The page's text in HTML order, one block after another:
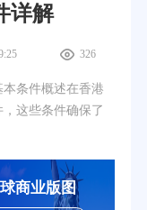
详解
326
条件概述在香港
这些条件确保了
商业版图